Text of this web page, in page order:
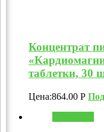
Концентрат
таблетки, 30
Цена:864.00 Р